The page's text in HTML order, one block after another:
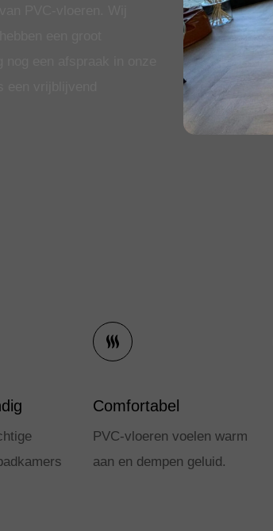
Comfortabel
PVC-vloeren voelen warm
aan en dempen geluid.